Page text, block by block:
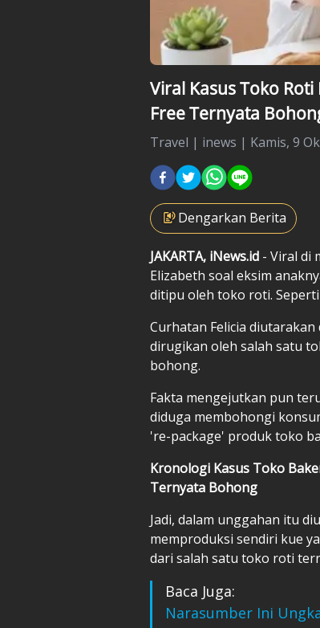
Viral Kasus Toko
Free Ternyata
Travel | inews | Kamis, 9
Dengarkan Berita
JAKARTA, iNews.id - Viral di
Elizabeth soal eksim
ditipu oleh toko roti.
Curhatan Felicia
dirugikan oleh salah satu
bohong.
Fakta mengejutkan pun
diduga membohongi
're-package' produk toko
Kronologi Kasus Toko
Ternyata Bohong
Jadi, dalam unggahan itu
memproduksi sendiri kue
dari salah satu toko roti
Baca Juga:
Narasumber Ini